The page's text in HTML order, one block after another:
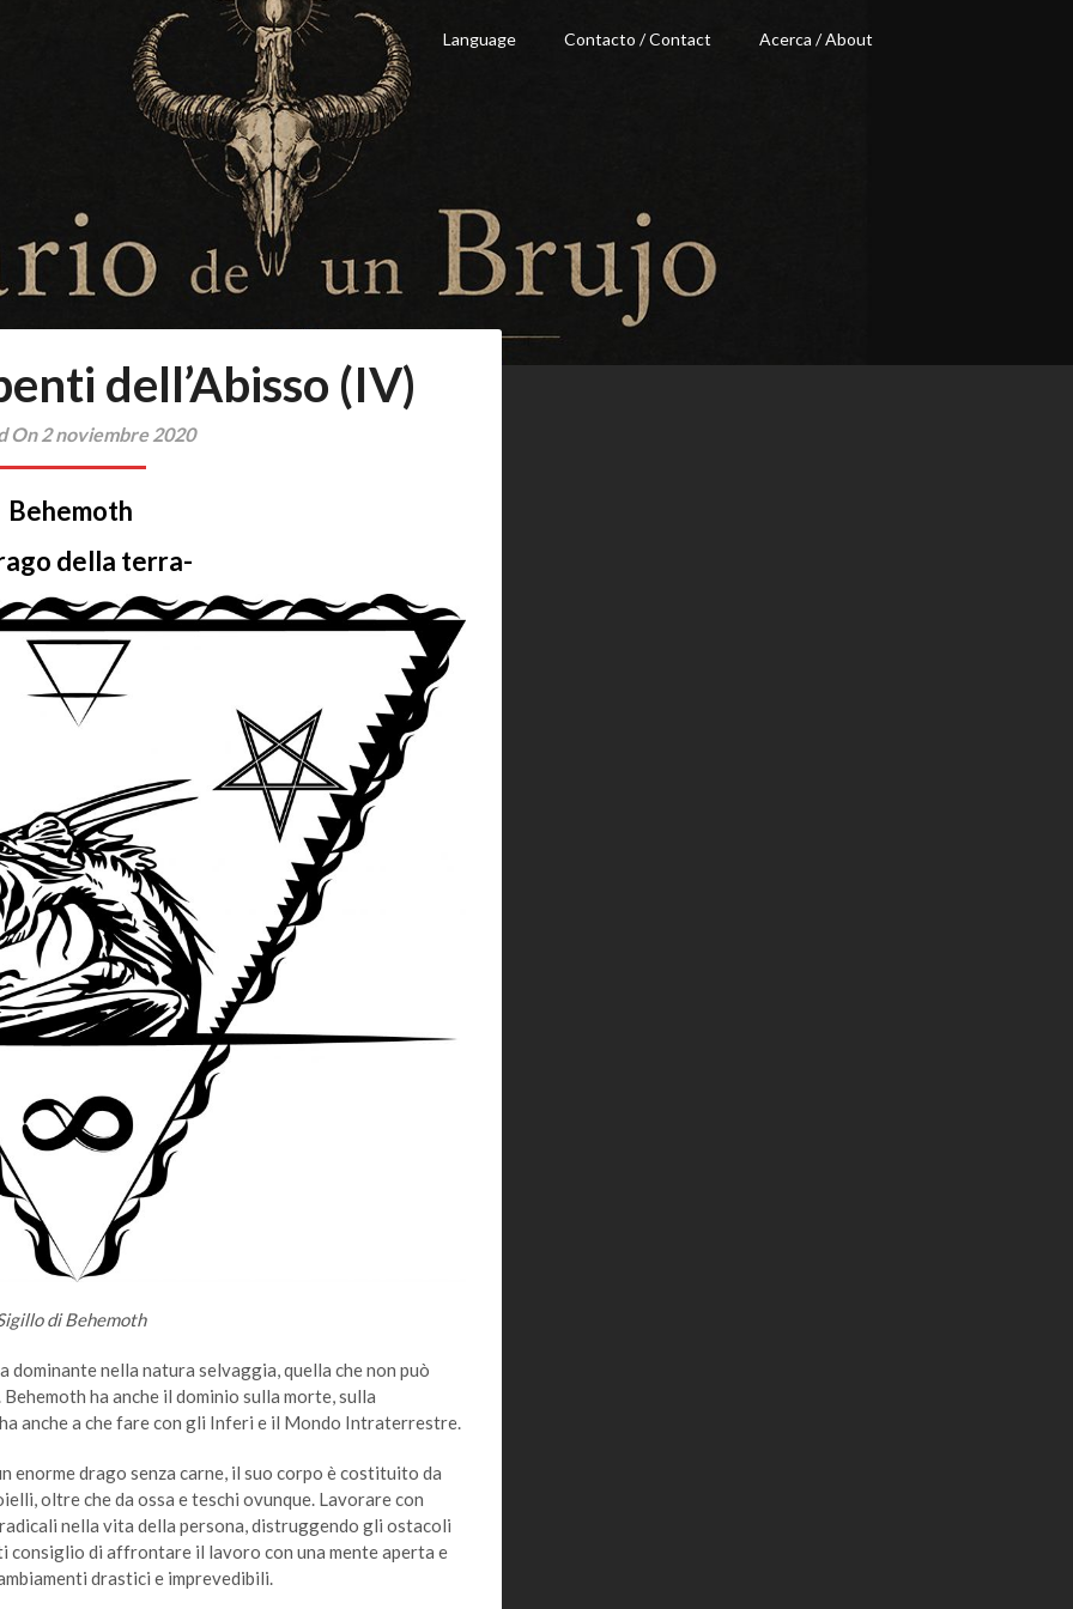
Language Contacto / Contact Acerca / About
dell’Abisso (IV)
On 2 noviembre 2020
Behemoth
della terra-
di Behemoth
dominante nella natura selvaggia, quella che non può
ha anche il dominio sulla morte, sulla
anche a che fare con gli Inferi e il Mondo Intraterrestre.
enorme drago senza carne, il suo corpo è costituito da
oltre che da ossa e teschi ovunque. Lavorare con
nella vita della persona, distruggendo gli ostacoli
consiglio di affrontare il lavoro con una mente aperta e
drastici e imprevedibili.